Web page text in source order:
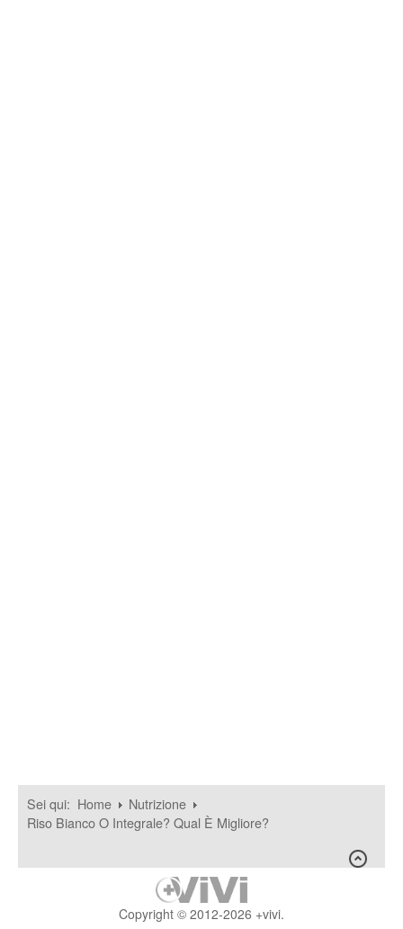
Sei qui: Home
Nutrizione
Riso Bianco O Integrale? Qual È Migliore?
Copyright © 2012-2026 +vivi.